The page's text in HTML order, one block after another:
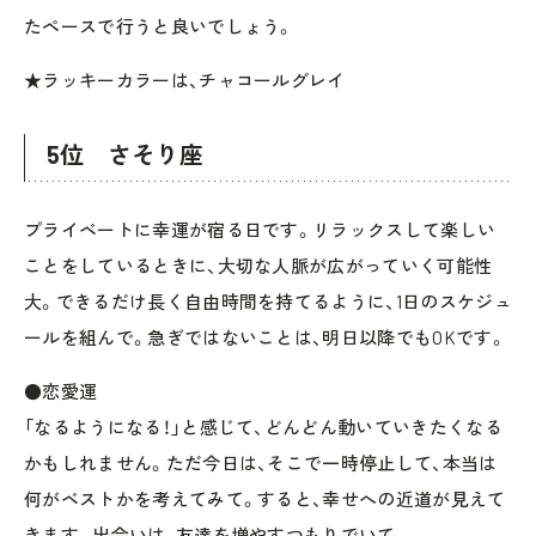
たペースで行うと良いでしょう。
★ラッキーカラーは、チャコールグレイ
5位 さそり座
プライベートに幸運が宿る日です。リラックスして楽しい
ことをしているときに、大切な人脈が広がっていく可能性
大。できるだけ長く自由時間を持てるように、1日のスケジュ
ールを組んで。急ぎではないことは、明日以降でもOKです。
●恋愛運
「なるようになる！」と感じて、どんどん動いていきたくなる
かもしれません。ただ今日は、そこで一時停止して、本当は
何がベストかを考えてみて。すると、幸せへの近道が見えて